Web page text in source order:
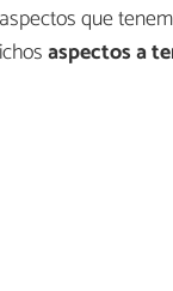
que
aspectos a